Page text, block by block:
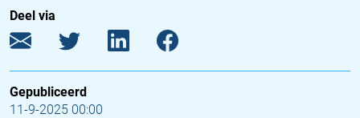
Deel via
Gepubliceerd
11-9-2025 00:00